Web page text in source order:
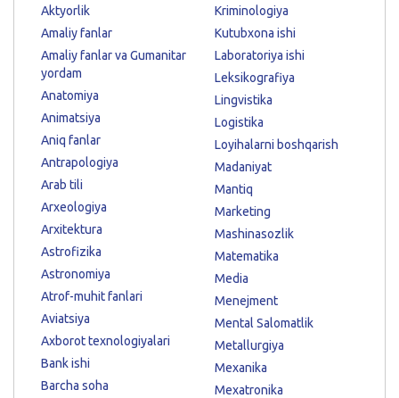
Aktyorlik
Amaliy fanlar
Amaliy fanlar va Gumanitar
yordam
Anatomiya
Animatsiya
Aniq fanlar
Antrapologiya
Arab tili
Arxeologiya
Arxitektura
Astrofizika
Astronomiya
Atrof-muhit fanlari
Aviatsiya
Axborot texnologiyalari
Bank ishi
Barcha soha
Kriminologiya
Kutubxona ishi
Laboratoriya ishi
Leksikografiya
Lingvistika
Logistika
Loyihalarni boshqarish
Madaniyat
Mantiq
Marketing
Mashinasozlik
Matematika
Media
Menejment
Mental Salomatlik
Metallurgiya
Mexanika
Mexatronika